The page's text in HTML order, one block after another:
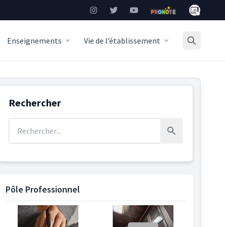
InstagramTwitterYouTubePronote Mon
Enseignements Vie de l’établissement
Rechercher
Rechercher
Pôle Professionnel